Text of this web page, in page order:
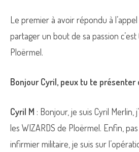
Le premier à avoir répondu à
partager un bout de sa passion
Ploërmel.
Bonjour Cyril, peux tu te présenter
Cyril M : Bonjour, je suis Cyril Merlin,
les WIZARDS de Ploërmel. Enfin,
infirmier militaire, je suis sur